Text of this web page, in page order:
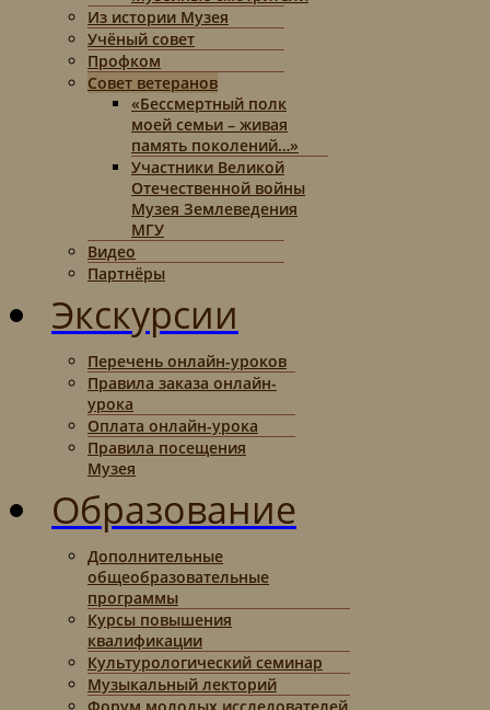
Из истории Музея
Учёный совет
Профком
Совет ветеранов
«Бессмертный полк
моей семьи – живая
память поколений…»
Участники Великой
Отечественной войны
Музея Землеведения
МГУ
Видео
Партнёры
Экскурсии
Перечень онлайн-уроков
Правила заказа онлайн-
урока
Оплата онлайн-урока
Правила посещения
Музея
Образование
Дополнительные
общеобразовательные
программы
Курсы повышения
квалификации
Культурологический семинар
Музыкальный лекторий